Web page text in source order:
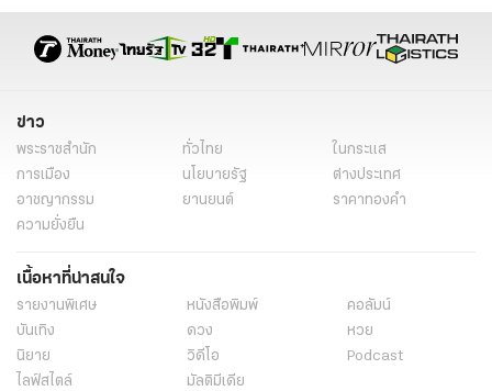
ข่าวการเมือง
ข่าว
พระราชสำนัก ทั่วไทย
ในกระแส
การเมือง
นโยบายรัฐ
ต่างประเทศ
อาชญากรรม
ยานยนต์
ราคาทองคำ
ความยั่งยืน
เนื้อหาที่น่าสนใจ
รายงานพิเศษ หนังสือพิมพ์
คอลัมน์
บันเทิง
ดวง
หวย
นิยาย
วิดีโอ
Podcast
ไลฟ์สไตล์
มัลติมีเดีย